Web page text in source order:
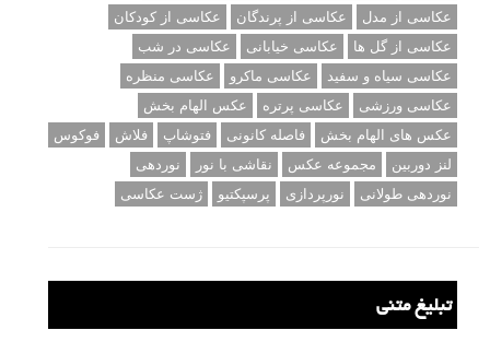
عکاسی از مدل
عکاسی از پرندگان
عکاسی از کودکان
عکاسی از گل ها
عکاسی خیابانی
عکاسی در شب
عکاسی سیاه و سفید
عکاسی ماکرو
عکاسی منظره
عکاسی ورزشی
عکاسی پرتره
عکس الهام بخش
عکس های الهام بخش
فاصله کانونی فتوشاپ فلاش
فوکوس
لنز دوربین
مجموعه عکس نقاشی با نور
نوردهی
نوردهی طولانی
نورپردازی پرسپکتیو ژست عکاسی
تبلیغ متنی